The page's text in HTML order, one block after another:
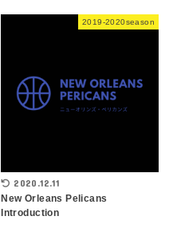
2019-2020season
2020.12.11
New Orleans Pelicans
Introduction